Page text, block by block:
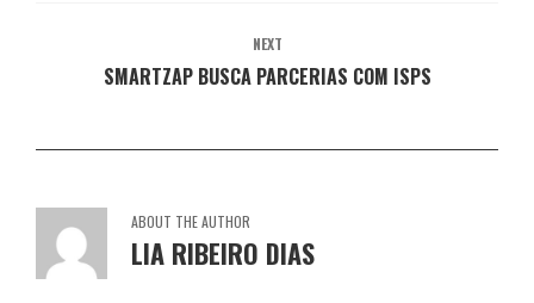
NEXT
SMARTZAP BUSCA PARCERIAS COM ISPS
ABOUT THE AUTHOR
LIA RIBEIRO DIAS